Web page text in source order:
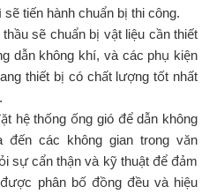
tiến hành chuẩn bị thi công.
sẽ chuẩn bị vật liệu cần thiết
dẫn không khí, và các phụ kiện
thiết bị có chất lượng tốt nhất
hệ thống ống gió để dẫn không
các không gian trong văn
sự cẩn thận và kỹ thuật để đảm
phân bố đồng đều và hiệu